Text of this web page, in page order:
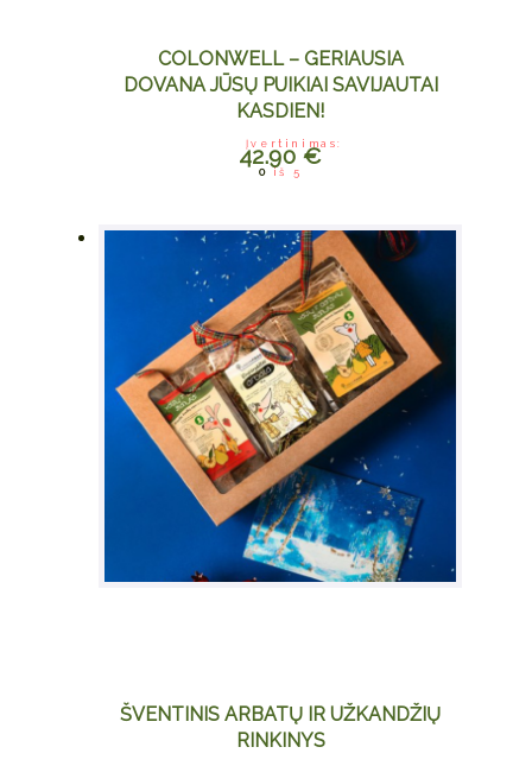
COLONWELL – GERIAUSIA
DOVANA JŪSŲ PUIKIAI SAVIJAUTAI
KASDIEN!
Įvertinimas:
0 iš 5
42.90 €
ŠVENTINIS ARBATŲ IR UŽKANDŽIŲ
RINKINYS